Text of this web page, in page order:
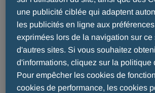
collaboration professionnelle
Stemline Therapeutics
professionnels de la santé (HCP
Professionals) ainsi queles
(HCO ; Healthcare
disponibles sur notre site Internet.
une publicité ciblée qui adaptent
les publicités en ligne aux
exprimées lors de la navigation sur ce
d'autres sites. Si vous souhaitez
d'informations, cliquez sur la politique
Pour empêcher les cookies de
cookies de performance, les cookies